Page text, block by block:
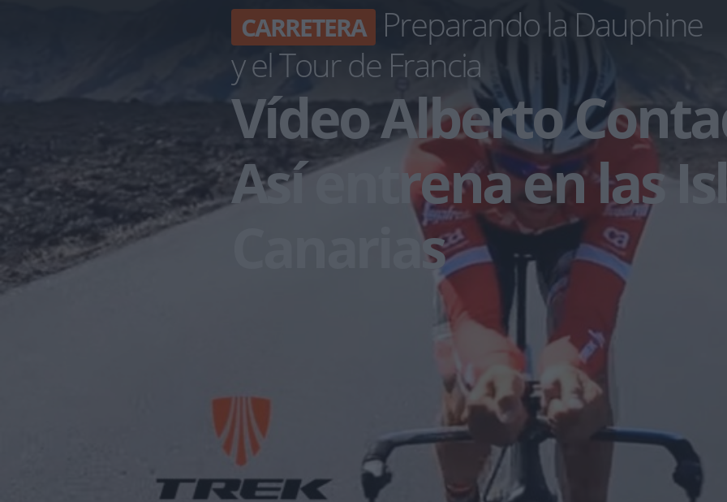
CARRETERA Preparando la Dauphine
y el Tour de Francia
Vídeo Alberto
Así entrena en las
Canarias